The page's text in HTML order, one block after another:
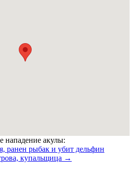
нападение акулы:
ранен рыбак и убит дельфин
купальщица →